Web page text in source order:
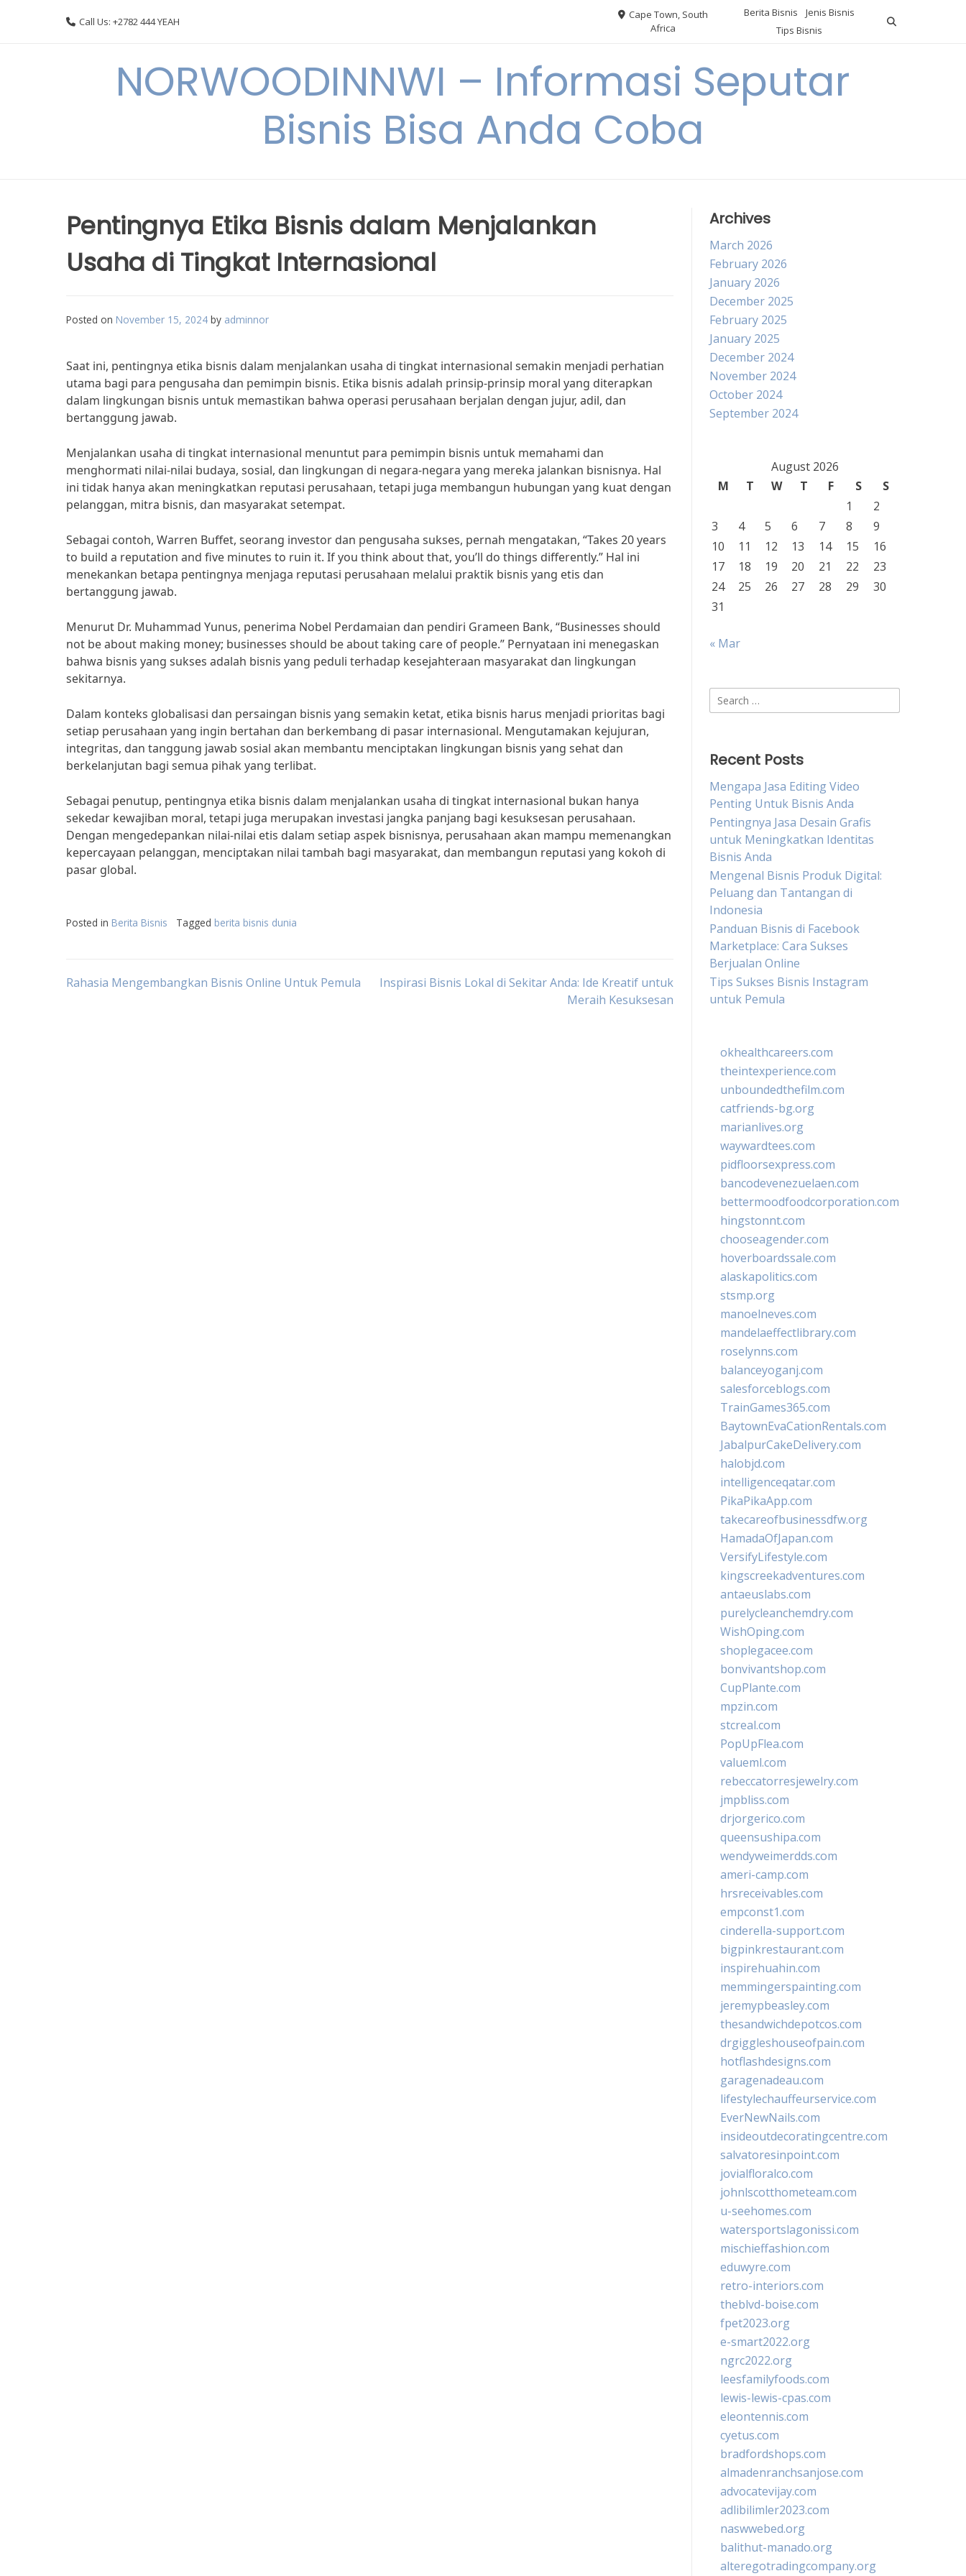
Call Us: +2782 444 YEAH
Cape Town, South
Africa
Berita Bisnis
Jenis Bisnis
Tips Bisnis
NORWOODINNWI – Informasi Seputar
Bisnis Bisa Anda Coba
Pentingnya Etika Bisnis dalam Menjalankan
Usaha di Tingkat Internasional
Posted on November 15, 2024 by adminnor
Saat ini, pentingnya etika bisnis dalam menjalankan usaha di tingkat internasional semakin menjadi perhatian
utama bagi para pengusaha dan pemimpin bisnis. Etika bisnis adalah prinsip-prinsip moral yang diterapkan
dalam lingkungan bisnis untuk memastikan bahwa operasi perusahaan berjalan dengan jujur, adil, dan
bertanggung jawab.
Menjalankan usaha di tingkat internasional menuntut para pemimpin bisnis untuk memahami dan
menghormati nilai-nilai budaya, sosial, dan lingkungan di negara-negara yang mereka jalankan bisnisnya. Hal
ini tidak hanya akan meningkatkan reputasi perusahaan, tetapi juga membangun hubungan yang kuat dengan
pelanggan, mitra bisnis, dan masyarakat setempat.
Sebagai contoh, Warren Buffet, seorang investor dan pengusaha sukses, pernah mengatakan, “Takes 20 years
to build a reputation and five minutes to ruin it. If you think about that, you’ll do things differently.” Hal ini
menekankan betapa pentingnya menjaga reputasi perusahaan melalui praktik bisnis yang etis dan
bertanggung jawab.
Menurut Dr. Muhammad Yunus, penerima Nobel Perdamaian dan pendiri Grameen Bank, “Businesses should
not be about making money; businesses should be about taking care of people.” Pernyataan ini menegaskan
bahwa bisnis yang sukses adalah bisnis yang peduli terhadap kesejahteraan masyarakat dan lingkungan
sekitarnya.
Dalam konteks globalisasi dan persaingan bisnis yang semakin ketat, etika bisnis harus menjadi prioritas bagi
setiap perusahaan yang ingin bertahan dan berkembang di pasar internasional. Mengutamakan kejujuran,
integritas, dan tanggung jawab sosial akan membantu menciptakan lingkungan bisnis yang sehat dan
berkelanjutan bagi semua pihak yang terlibat.
Sebagai penutup, pentingnya etika bisnis dalam menjalankan usaha di tingkat internasional bukan hanya
sekedar kewajiban moral, tetapi juga merupakan investasi jangka panjang bagi kesuksesan perusahaan.
Dengan mengedepankan nilai-nilai etis dalam setiap aspek bisnisnya, perusahaan akan mampu memenangkan
kepercayaan pelanggan, menciptakan nilai tambah bagi masyarakat, dan membangun reputasi yang kokoh di
pasar global.
Posted in Berita Bisnis Tagged berita bisnis dunia
Post
Rahasia Mengembangkan Bisnis Online Untuk Pemula
Inspirasi Bisnis Lokal di Sekitar Anda: Ide Kreatif untuk
Meraih Kesuksesan
Archives
March 2026
February 2026
January 2026
December 2025
February 2025
January 2025
December 2024
November 2024
October 2024
September 2024
August 2026
M
T W T F S
S
1
2
3
4 5 6 7 8
9
10
11 12 13 14 15
16
17
18 19 20 21 22
23
24
25 26 27 28 29
30
31
« Mar
Search
for:
Recent Posts
Mengapa Jasa Editing Video
Penting Untuk Bisnis Anda
Pentingnya Jasa Desain Grafis
untuk Meningkatkan Identitas
Bisnis Anda
Mengenal Bisnis Produk Digital:
Peluang dan Tantangan di
Indonesia
Panduan Bisnis di Facebook
Marketplace: Cara Sukses
Berjualan Online
Tips Sukses Bisnis Instagram
untuk Pemula
okhealthcareers.com
theintexperience.com
unboundedthefilm.com
catfriends-bg.org
marianlives.org
waywardtees.com
pidfloorsexpress.com
bancodevenezuelaen.com
bettermoodfoodcorporation.com
hingstonnt.com
chooseagender.com
hoverboardssale.com
alaskapolitics.com
stsmp.org
manoelneves.com
mandelaeffectlibrary.com
roselynns.com
balanceyoganj.com
salesforceblogs.com
TrainGames365.com
BaytownEvaCationRentals.com
JabalpurCakeDelivery.com
halobjd.com
intelligenceqatar.com
PikaPikaApp.com
takecareofbusinessdfw.org
HamadaOfJapan.com
VersifyLifestyle.com
kingscreekadventures.com
antaeuslabs.com
purelycleanchemdry.com
WishOping.com
shoplegacee.com
bonvivantshop.com
CupPlante.com
mpzin.com
stcreal.com
PopUpFlea.com
valueml.com
rebeccatorresjewelry.com
jmpbliss.com
drjorgerico.com
queensushipa.com
wendyweimerdds.com
ameri-camp.com
hrsreceivables.com
empconst1.com
cinderella-support.com
bigpinkrestaurant.com
inspirehuahin.com
memmingerspainting.com
jeremypbeasley.com
thesandwichdepotcos.com
drgiggleshouseofpain.com
hotflashdesigns.com
garagenadeau.com
lifestylechauffeurservice.com
EverNewNails.com
insideoutdecoratingcentre.com
salvatoresinpoint.com
jovialfloralco.com
johnlscotthometeam.com
u-seehomes.com
watersportslagonissi.com
mischieffashion.com
eduwyre.com
retro-interiors.com
theblvd-boise.com
fpet2023.org
e-smart2022.org
ngrc2022.org
leesfamilyfoods.com
lewis-lewis-cpas.com
eleontennis.com
cyetus.com
bradfordshops.com
almadenranchsanjose.com
advocatevijay.com
adlibilimler2023.com
naswwebed.org
balithut-manado.org
alteregotradingcompany.org